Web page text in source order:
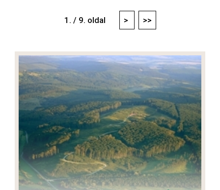
1. / 9. oldal > >>